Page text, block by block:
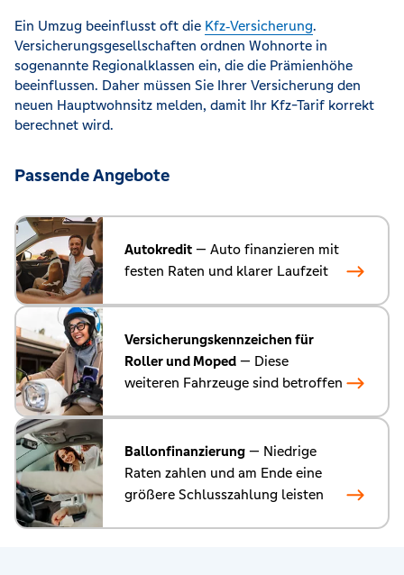
Ein Umzug beeinflusst oft die Kfz‑Versicherung.
Versicherungsgesellschaften ordnen Wohnorte in
sogenannte Regionalklassen ein, die die Prämienhöhe
beeinflussen. Daher müssen Sie Ihrer Versicherung den
neuen Hauptwohnsitz melden, damit Ihr Kfz-Tarif korrekt
berechnet wird.
Passende Angebote
Autokredit — Auto finanzieren mit
festen Raten und klarer Laufzeit
Versicherungskennzeichen für
Roller und Moped — Diese
weiteren Fahrzeuge sind betroffen
Ballonfinanzierung — Niedrige
Raten zahlen und am Ende eine
größere Schlusszahlung leisten